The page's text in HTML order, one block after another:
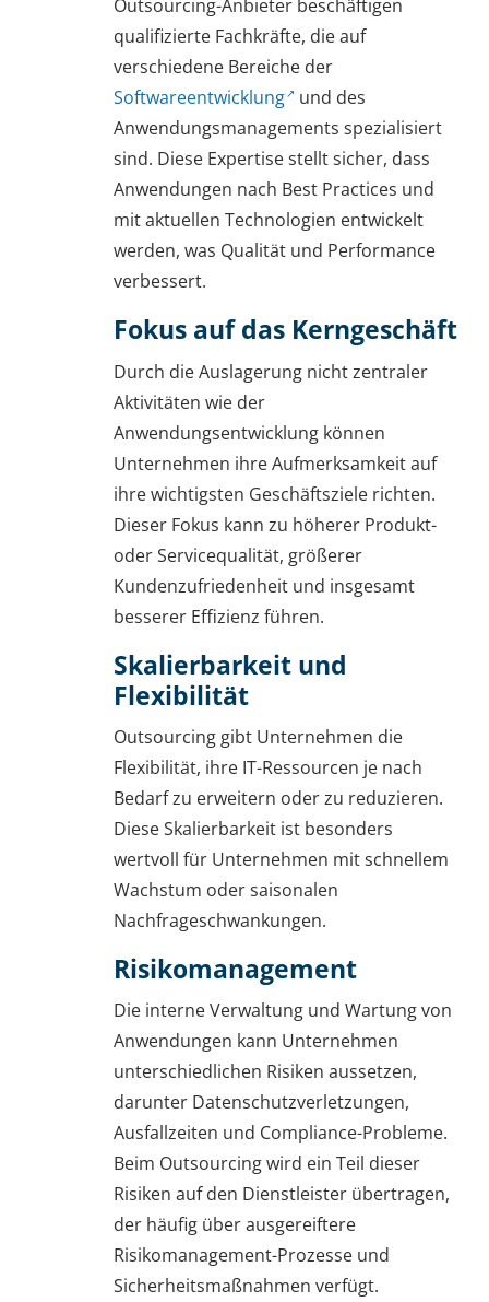
Outsourcing-Anbieter beschäftigen
qualifizierte Fachkräfte, die auf
verschiedene Bereiche der
Softwareentwicklung
und des
Anwendungsmanagements spezialisiert
sind. Diese Expertise stellt sicher, dass
Anwendungen nach Best Practices und
mit aktuellen Technologien entwickelt
werden, was Qualität und Performance
verbessert.
Fokus auf das Kerngeschäft
Durch die Auslagerung nicht zentraler
Aktivitäten wie der
Anwendungsentwicklung können
Unternehmen ihre Aufmerksamkeit auf
ihre wichtigsten Geschäftsziele richten.
Dieser Fokus kann zu höherer Produkt-
oder Servicequalität, größerer
Kundenzufriedenheit und insgesamt
besserer Effizienz führen.
Skalierbarkeit und
Flexibilität
Outsourcing gibt Unternehmen die
Flexibilität, ihre IT-Ressourcen je nach
Bedarf zu erweitern oder zu reduzieren.
Diese Skalierbarkeit ist besonders
wertvoll für Unternehmen mit schnellem
Wachstum oder saisonalen
Nachfrageschwankungen.
Risikomanagement
Die interne Verwaltung und Wartung von
Anwendungen kann Unternehmen
unterschiedlichen Risiken aussetzen,
darunter Datenschutzverletzungen,
Ausfallzeiten und Compliance-Probleme.
Beim Outsourcing wird ein Teil dieser
Risiken auf den Dienstleister übertragen,
der häufig über ausgereiftere
Risikomanagement-Prozesse und
Sicherheitsmaßnahmen verfügt.